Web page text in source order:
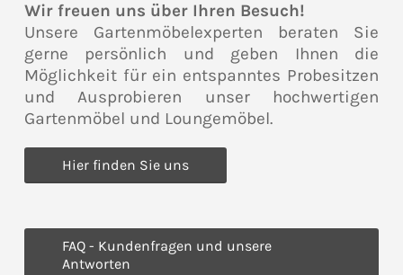
Wir freuen uns über Ihren Besuch!
Unsere Gartenmöbelexperten beraten Sie
gerne persönlich und geben Ihnen die
Möglichkeit für ein entspanntes Probesitzen
und Ausprobieren unser hochwertigen
Gartenmöbel und Loungemöbel.
Hier finden Sie uns
FAQ - Kundenfragen und unsere
Antworten